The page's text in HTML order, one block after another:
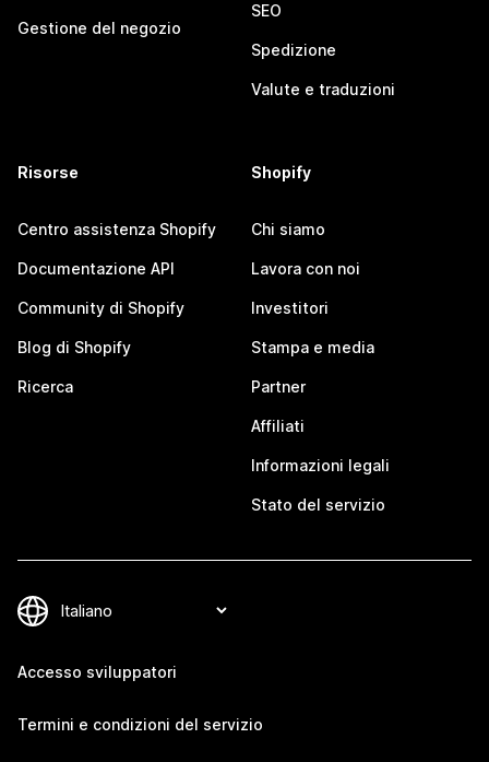
Gestione del negozio
SEO
Spedizione
Valute e traduzioni
Risorse
Centro assistenza Shopify
Documentazione API
Community di Shopify
Blog di Shopify
Ricerca
Shopify
Chi siamo
Lavora con noi
Investitori
Stampa e media
Partner
Affiliati
Informazioni legali
Stato del servizio
Accesso sviluppatori
Termini e condizioni del servizio